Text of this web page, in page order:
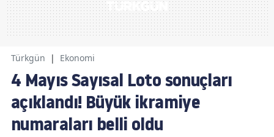
Türkgün | Ekonomi
4 Mayıs Sayısal Loto sonuçları
açıklandı! Büyük ikramiye
numaraları belli oldu